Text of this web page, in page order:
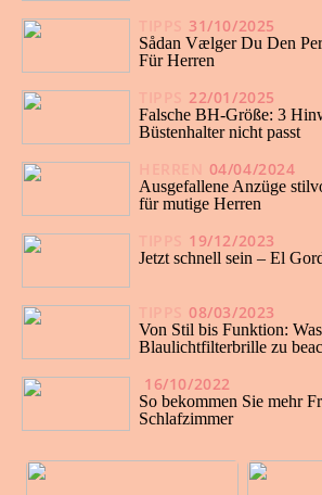
31/10/2025
Sådan Vælger Du Den
Für Herren
22/01/2025
Falsche BH-Größe: 3
Büstenhalter nicht passt
04/04/2024
Ausgefallene Anzüge
für mutige Herren
19/12/2023
Jetzt schnell sein – El
08/03/2023
Von Stil bis Funktion:
Blaulichtfilterbrille zu
16/10/2022
So bekommen Sie mehr
Schlafzimmer